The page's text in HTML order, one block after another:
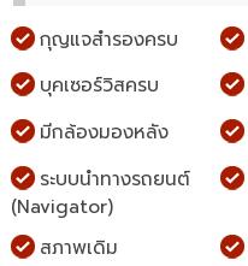
กุญแจสำรองครบ
บุคเซอร์วิสครบ
มีกล้องมองหลัง
ระบบนำทางรถยนต์
(Navigator)
สภาพเดิม